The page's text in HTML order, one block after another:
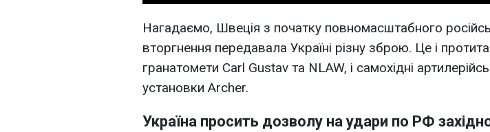
Нагадаємо, Швеція з початку повномасштабного
вторгнення передавала Україні різну зброю. Це і
гранатомети Carl Gustav та NLAW, і самохідні
установки Archer.
Україна просить дозволу на удари по РФ